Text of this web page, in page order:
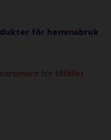
för hemmabruk
för tillfället.